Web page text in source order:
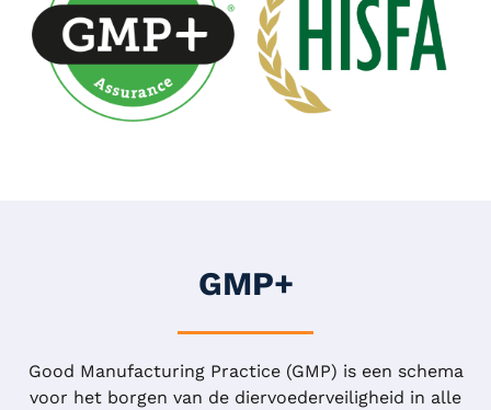
GMP+
Good Manufacturing Practice (GMP) is een schema
voor het borgen van de diervoederveiligheid in alle